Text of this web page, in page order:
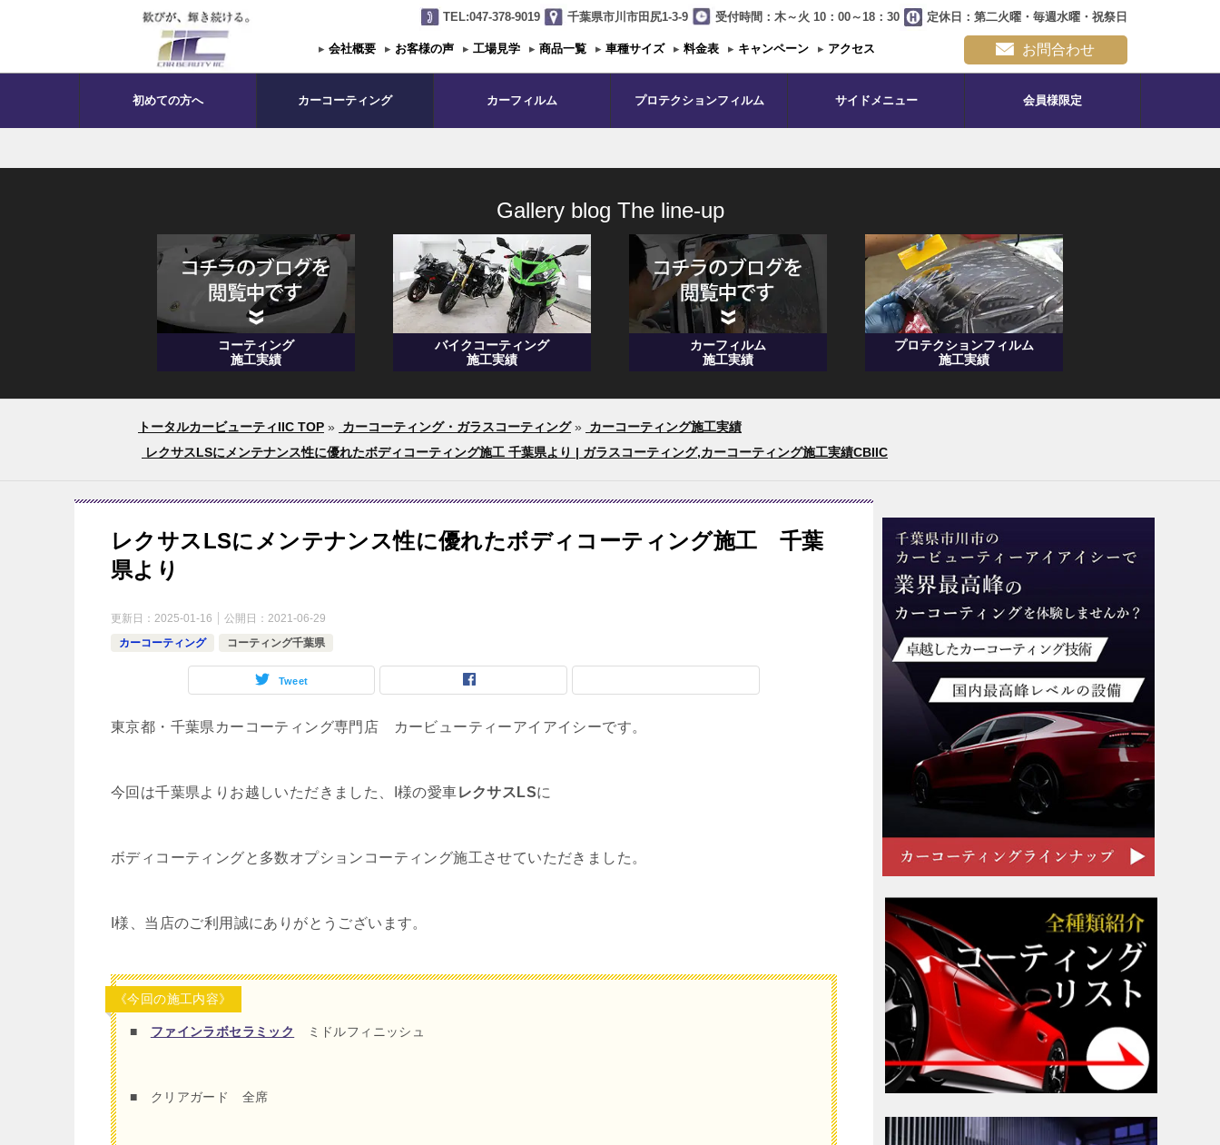
TEL:047-378-9019 千葉県市川市田尻1-3-9 受付時間：木～火 10：00～18：30 定休日：第二火曜・毎週水曜・祝祭日
▸ 会社概要 ▸ お客様の声 ▸ 工場見学 ▸ 商品一覧 ▸ 車種サイズ ▸ 料金表 ▸ キャンペーン ▸ アクセス お問合わせ
初めての方へ カーコーティング カーフィルム プロテクションフィルム サイドメニュー 会員様限定
Gallery blog The line-up
コーティング
施工実績
バイクコーティング
施工実績
カーフィルム
施工実績
プロテクションフィルム
施工実績
トータルカービューティIIC TOP » カーコーティング・ガラスコーティング» カーコーティング施工実績
レクサスLSにメンテナンス性に優れたボディコーティング施工 千葉県より | ガラスコーティング,カーコーティング施工実績CBIIC
レクサスLSにメンテナンス性に優れたボディコーティング施工 千葉
県より
更新日： 2025-01-16 公開日： 2021-06-29
カーコーティング
コーティング千葉県
Tweet
東京都・千葉県カーコーティング専門店 カービューティーアイアイシーです。
今回は千葉県よりお越しいただきました、I様の愛車レクサスLSに
ボディコーティングと多数オプションコーティング施工させていただきました。
I様、当店のご利用誠にありがとうございます。
《今回の施工内容》
■ ファインラボセラミック ミドルフィニッシュ
■ クリアガード 全席